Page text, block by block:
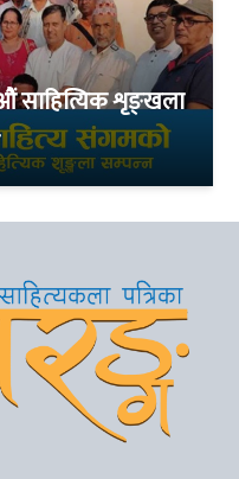
साहित्यिक शृङ्खला